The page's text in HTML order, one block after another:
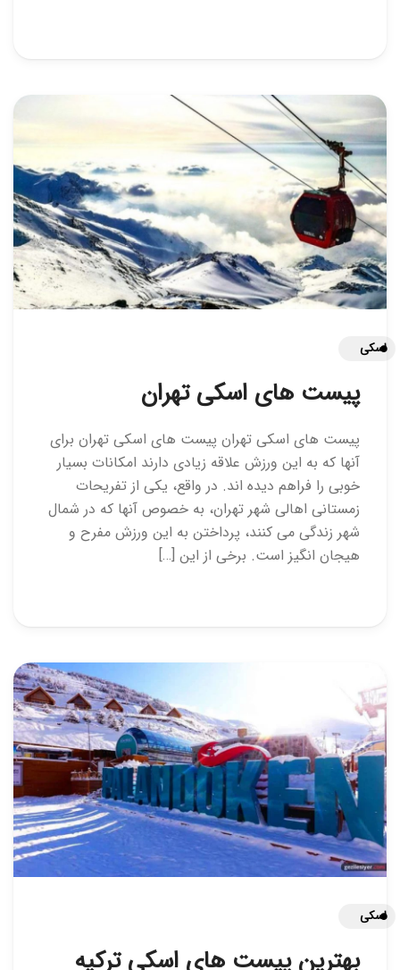
اسکی
پیست های اسکی تهران
پیست های اسکی تهران پیست های اسکی تهران برای
آنها که به این ورزش علاقه زیادی دارند امکانات بسیار
خوبی را فراهم دیده اند. در واقع، یکی از تفریحات
زمستانی اهالی شهر تهران، به خصوص آنها که در شمال
شهر زندگی می کنند، پرداختن به این ورزش مفرح و
هیجان انگیز است. برخی از این […]
اسکی
بهترین پیست های اسکی ترکیه